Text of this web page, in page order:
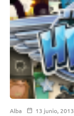
Alba 13 junio, 2013